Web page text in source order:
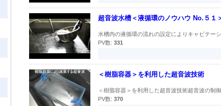
超音波水槽＜液循環のノウハウ No.５１
水槽内の液循環の流れの設定によりキャビテー
PV数: 331
＜樹脂容器＞を利用した超音波技術
＜樹脂容器＞を利用した超音波技術超音波の制
PV数: 370